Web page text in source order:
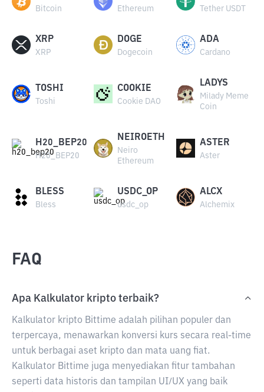
Bitcoin Ethereum Tether USDT
XRP
XRP
DOGE
Dogecoin
ADA
Cardano
TOSHI
Toshi
COOKIE
Cookie DAO
LADYS
Milady Meme
Coin
H20_BEP20
H20_BEP20
NEIROETH
Neiro
Ethereum
ASTER
Aster
BLESS
Bless
USDC_OP
usdc_op
ALCX
Alchemix
FAQ
Apa Kalkulator kripto terbaik?
Kalkulator kripto Bittime adalah pilihan populer dan
terpercaya, menawarkan konversi kurs secara real-time
untuk berbagai aset kripto dan mata uang fiat.
Kalkulator Bittime juga menyediakan fitur tambahan
seperti data historis dan tampilan UI/UX yang baik